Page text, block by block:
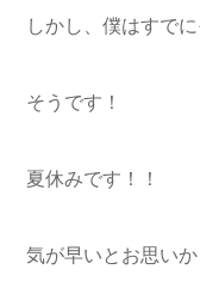
しかし、僕はすで
そうです！
夏休みです！！
気が早いとお思い